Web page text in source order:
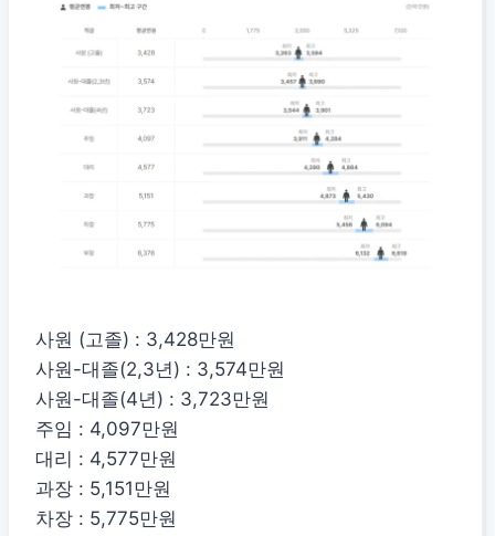
사원 (고졸) : 3,428만원
사원-대졸(2,3년) : 3,574만원
사원-대졸(4년) : 3,723만원
주임 : 4,097만원
대리 : 4,577만원
과장 : 5,151만원
차장 : 5,775만원